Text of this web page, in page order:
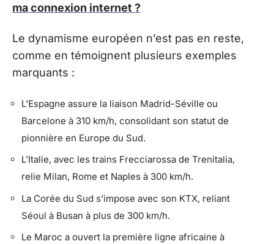
ma connexion internet ?
Le dynamisme européen n’est pas en reste,
comme en témoignent plusieurs exemples
marquants :
L’Espagne assure la liaison Madrid-Séville ou
Barcelone à 310 km/h, consolidant son statut de
pionnière en Europe du Sud.
L’Italie, avec les trains Frecciarossa de Trenitalia,
relie Milan, Rome et Naples à 300 km/h.
La Corée du Sud s’impose avec son KTX, reliant
Séoul à Busan à plus de 300 km/h.
Le Maroc a ouvert la première ligne africaine à